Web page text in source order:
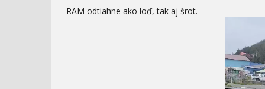
RAM odtiahne ako loď, tak aj šrot.